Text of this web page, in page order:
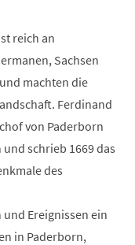
reich an
Sachsen
machten die
Ferdinand
von Paderborn
schrieb 1669 das
des
Ereignissen ein
in Paderborn,